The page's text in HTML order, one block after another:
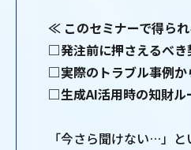
≪ このセミナーで得ら
□発注前に押さえるべき
□実際のトラブル事例か
□生成AI活用時の知財ル
「今さら聞けない…」